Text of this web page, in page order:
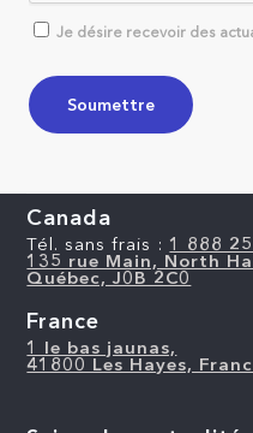
Je désire recevoir des
Canada
Tél. sans frais : 1 888
135 rue Main, North
Québec, J0B 2C0
France
1 le bas jaunas,
41800 Les Hayes,